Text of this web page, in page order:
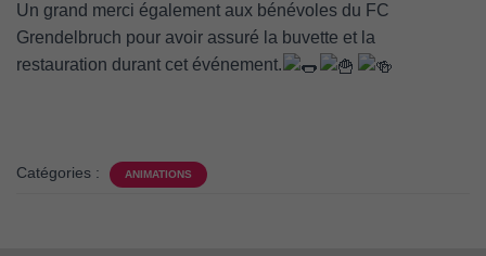
Un grand merci également aux bénévoles du FC
Grendelbruch pour avoir assuré la buvette et la
restauration durant cet événement.
Catégories : ANIMATIONS